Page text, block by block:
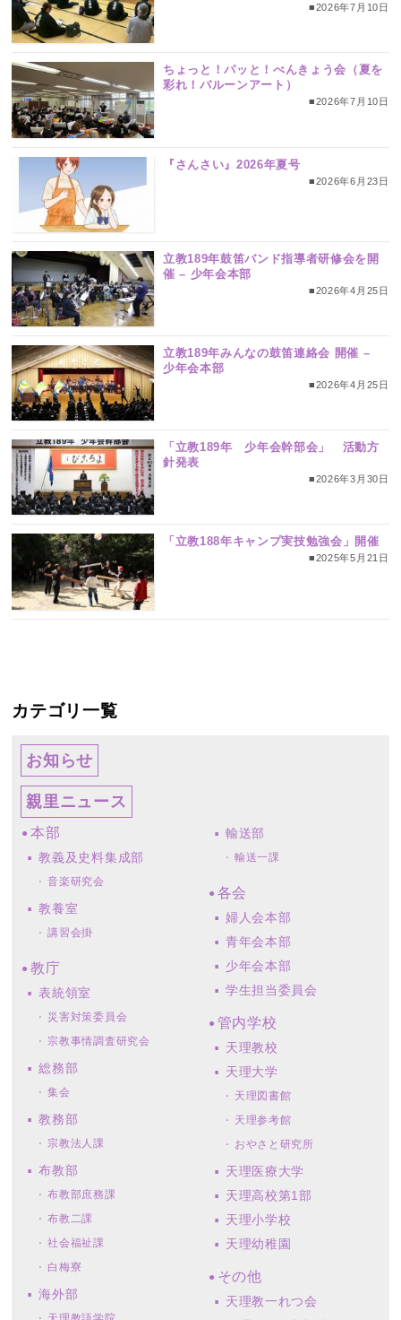
■2026年7月10日
ちょっと！パッと！べんきょう会（夏を
彩れ！バルーンアート）
■2026年7月10日
『さんさい』2026年夏号
■2026年6月23日
立教189年鼓笛バンド指導者研修会を開
催 – 少年会本部
■2026年4月25日
立教189年みんなの鼓笛連絡会 開催 –
少年会本部
■2026年4月25日
「立教189年 少年会幹部会」 活動方
針発表
■2026年3月30日
「立教188年キャンプ実技勉強会」開催
■2025年5月21日
カテゴリ一覧
お知らせ
親里ニュース
本部
教義及史料集成部
音楽研究会
教養室
講習会掛
教庁
表統領室
災害対策委員会
宗教事情調査研究会
総務部
集会
教務部
宗教法人課
布教部
布教部庶務課
布教二課
社会福祉課
白梅寮
海外部
輸送部
輸送一課
各会
婦人会本部
青年会本部
少年会本部
学生担当委員会
管内学校
天理教校
天理大学
天理図書館
天理参考館
おやさと研究所
天理医療大学
天理高校第1部
天理小学校
天理幼稚園
その他
天理教一れつ会